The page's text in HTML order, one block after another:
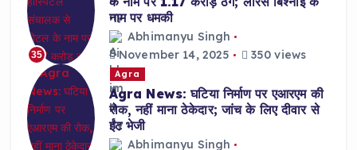
35
नाम पर धमकी
Abhimanyu Singh
November 14, 2025
350 views
Agra
Agra News: घटिया निर्माण पर एआरएम की
रोक, नहीं माना ठेकेदार; जांच के लिए दीवार से
ईंट भेजी
Abhimanyu Singh